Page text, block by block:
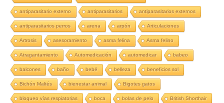
antiparasitario externo antiparasitarios antiparasitarios externos
antiparasitarios perros arena arpón Articulaciones
Artrosis asesoramiento asma felina Asma felino
Atragantamiento Automedicación automedicar babeo
balcones baño bebé belleza beneficios sol
Bichón Maltés bienestar animal Bigotes gatos
bloqueo vías respiatorias boca bolas de pelo British Shorthair